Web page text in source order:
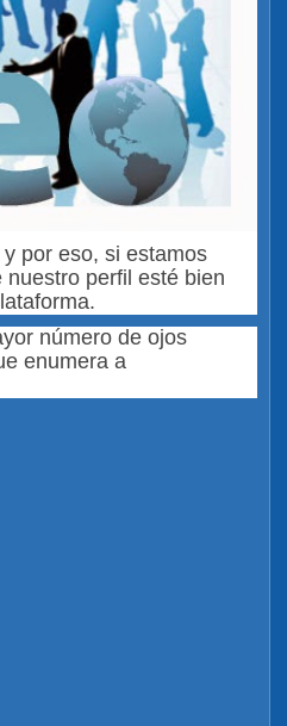
y por eso, si estamos
perfil esté bien
número de ojos
enumera a